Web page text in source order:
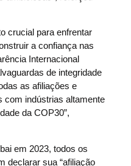
crucial para enfrentar
a confiança nas
Internacional
de integridade
as afiliações e
com indústrias altamente
da COP30”,
em 2023, todos os
declarar sua “afiliação